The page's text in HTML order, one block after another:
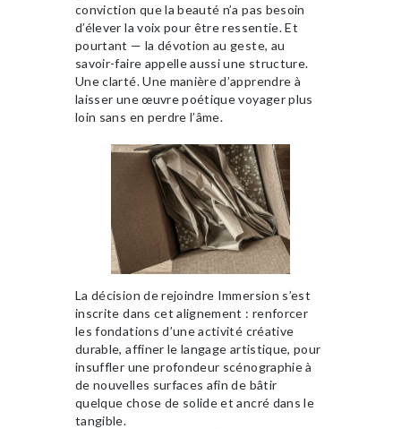
conviction que la beauté n’a pas besoin
d’élever la voix pour être ressentie. Et
pourtant — la dévotion au geste, au
savoir-faire appelle aussi une structure.
Une clarté. Une manière d’apprendre à
laisser une œuvre poétique voyager plus
loin sans en perdre l’âme.
La décision de rejoindre Immersion s’est
inscrite dans cet alignement : renforcer
les fondations d’une activité créative
durable, affiner le langage artistique, pour
insuffler une profondeur scénographie à
de nouvelles surfaces afin de bâtir
quelque chose de solide et ancré dans le
tangible.